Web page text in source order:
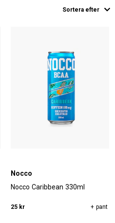
Sortera efter
Nocco
Nocco Caribbean 330ml
25 kr + pant